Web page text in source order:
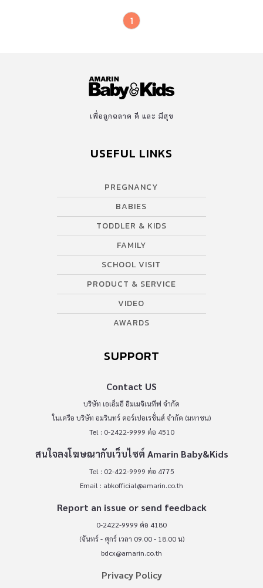
1
เพื่อลูกฉลาด ดี และ มีสุข
USEFUL LINKS
PREGNANCY
BABIES
TODDLER & KIDS
FAMILY
SCHOOL VISIT
PRODUCT & SERVICE
VIDEO
AWARDS
SUPPORT
Contact US
บริษัท เอเอ็มอี อิมเมจิเนทีฟ จำกัด
ในเครือ บริษัท อมรินทร์ คอร์เปอเรชั่นส์ จำกัด (มหาชน)
Tel : 0-2422-9999 ต่อ 4510
สนใจลงโฆษณากับเว็บไซต์ Amarin Baby&Kids
Tel : 02-422-9999 ต่อ 4775
Email : abkofficial@amarin.co.th
Report an issue or send feedback
0-2422-9999 ต่อ 4180
(จันทร์ - ศุกร์ เวลา 09.00 - 18.00 น)
bdcx@amarin.co.th
Privacy Policy